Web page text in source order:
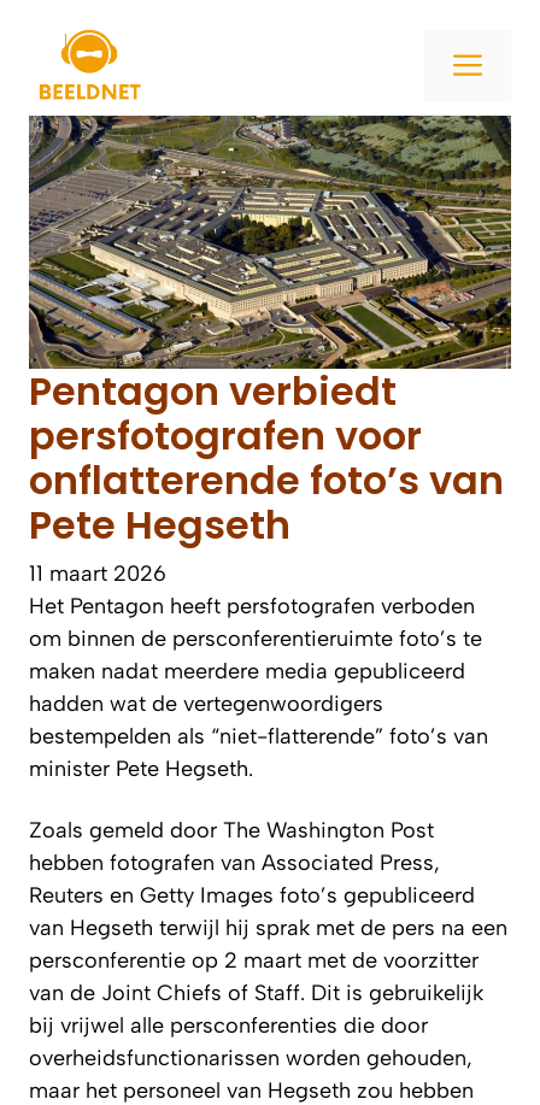
inhoud
Pentagon verbiedt
persfotografen voor
onflatterende foto’s van
Pete Hegseth
11 maart 2026
Het Pentagon heeft persfotografen verboden
om binnen de persconferentieruimte foto’s te
maken nadat meerdere media gepubliceerd
hadden wat de vertegenwoordigers
bestempelden als “niet-flatterende” foto’s van
minister Pete Hegseth.
Zoals gemeld door The Washington Post
hebben fotografen van Associated Press,
Reuters en Getty Images foto’s gepubliceerd
van Hegseth terwijl hij sprak met de pers na een
persconferentie op 2 maart met de voorzitter
van de Joint Chiefs of Staff. Dit is gebruikelijk
bij vrijwel alle persconferenties die door
overheidsfunctionarissen worden gehouden,
maar het personeel van Hegseth zou hebben